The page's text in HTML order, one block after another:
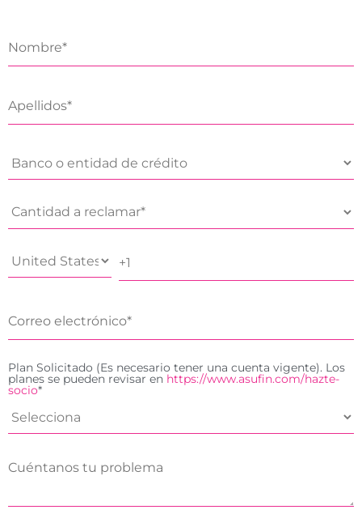
Plan Solicitado (Es necesario tener una cuenta vigente). Los
planes se pueden revisar en https://www.asufin.com/hazte-
socio*